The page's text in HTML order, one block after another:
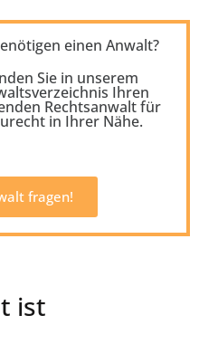
einen Anwalt?
Sie in unserem
Ihren
Rechtsanwalt für
in Ihrer Nähe.
fragen!
ist